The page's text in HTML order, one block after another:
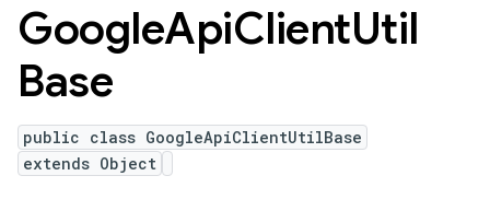
GoogleApiClientUtil
Base
public class GoogleApiClientUtilBase
extends Object